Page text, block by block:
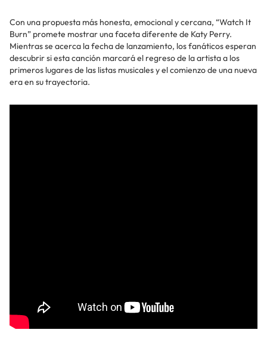
Con una propuesta más honesta, emocional y cercana, “Watch It
Burn” promete mostrar una faceta diferente de Katy Perry.
Mientras se acerca la fecha de lanzamiento, los fanáticos esperan
descubrir si esta canción marcará el regreso de la artista a los
primeros lugares de las listas musicales y el comienzo de una nueva
era en su trayectoria.